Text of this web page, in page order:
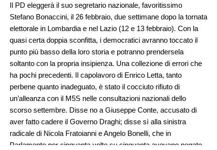
Il PD eleggerà il suo segretario nazionale, favoritissimo
Stefano Bonaccini, il 26 febbraio, due settimane dopo la tornata
elettorale in Lombardia e nel Lazio (12 e 13 febbraio). Con la
quasi certa doppia sconfitta, i democratici avranno toccato il
punto più basso della loro storia e potranno prendersela
soltanto con la propria insipienza. Una collezione di errori che
ha pochi precedenti. Il capolavoro di Enrico Letta, tanto
perbene quanto inadeguato, è stato il cocciuto rifiuto di
un’alleanza con il M5S nelle consultazioni nazionali dello
scorso settembre. Disse no a Giuseppe Conte, accusato di
aver fatto cadere il Governo Draghi; disse sì alla sinistra
radicale di Nicola Fratoianni e Angelo Bonelli, che in
Parlamento per cinquanta volte su cinquanta avevano negato